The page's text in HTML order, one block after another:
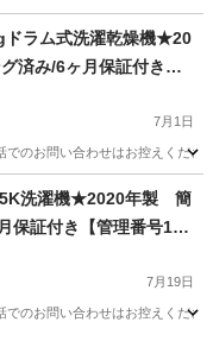
ラム式洗濯乾燥機★20
済み/6ヶ月保証付き
7月1日
のお問い合わせはお控えくだ
5K洗濯機★2020年製 簡
保証付き【管理番号119
7月19日
のお問い合わせはお控えくだ